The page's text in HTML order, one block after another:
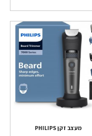
מעצב זקן PHILIPS